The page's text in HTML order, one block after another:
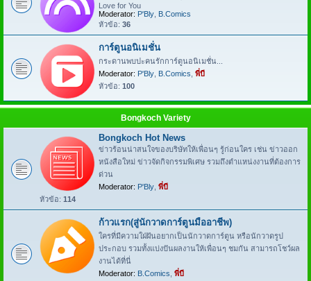
Love for You
Moderator: P'Bly B.Comics
หัวข้อ: 36
การ์ตูนอนิเมชั่น
กระดานพบปะคนรักการ์ตูนอนิเมชั่น...
Moderator: P'Bly B.Comics พี่บี
หัวข้อ: 100
Bongkoch Variety
Bongkoch Hot News
ข่าวร้อนน่าสนใจของบริษัทให้เพื่อนๆ รู้ก่อนใคร เช่น ข่าวออก
หนังสือใหม่ ข่าวจัดกิจกรรมพิเศษ รวมถึงตำแหน่งงานที่ต้องการ
ด่วน
Moderator: P'Bly พี่บี
หัวข้อ: 114
ก้าวแรก(สู่นักวาดการ์ตูนมืออาชีพ)
ใครที่มีความใฝ่ฝันอยากเป็นนักวาดการ์ตูน หรือนักวาดรูป
ประกอบ รวมทั้งแบ่งปันผลงานให้เพื่อนๆ ชมกัน สามารถโชว์ผล
งานได้ที่นี่
Moderator: B.Comics พี่บี